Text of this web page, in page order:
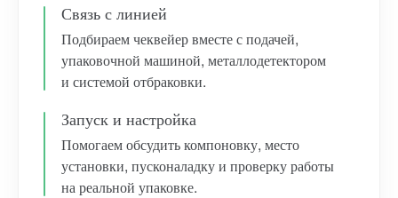
Связь с линией
Подбираем чеквейер вместе с подачей,
упаковочной машиной, металлодетектором
и системой отбраковки.
Запуск и настройка
Помогаем обсудить компоновку, место
установки, пусконаладку и проверку работы
на реальной упаковке.